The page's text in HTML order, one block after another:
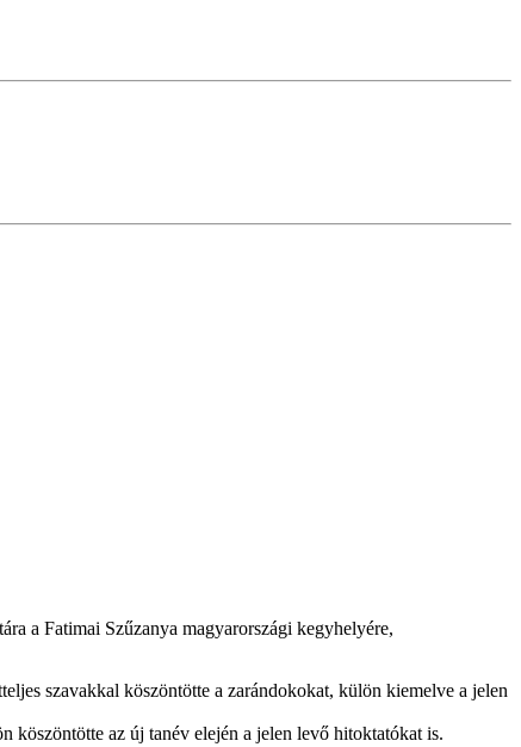
a Fatimai Szűzanya magyarországi kegyhelyére,
szavakkal köszöntötte a zarándokokat, külön kiemelve a jelen
köszöntötte az új tanév elején a jelen levő hitoktatókat is.